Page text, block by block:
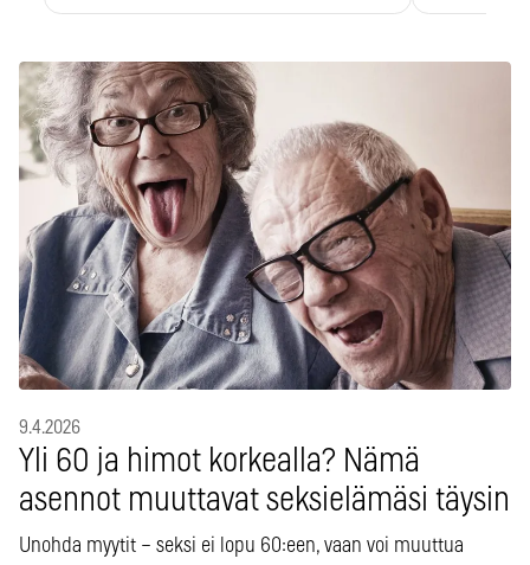
9.4.2026
Yli 60 ja himot korkealla? Nämä
asennot muuttavat seksielämäsi täysin
Unohda myytit – seksi ei lopu 60:een, vaan voi muuttua